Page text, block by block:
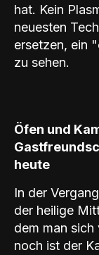
hat. Kein
neuesten
ersetzen, ein
zu sehen.
Öfen und
heute
In der
der heilige
dem man
noch ist der